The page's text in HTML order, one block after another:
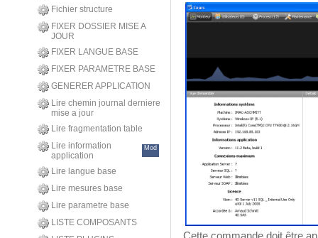
Fichier structure
FIXER DOSSIER MISE A
JOUR
FIXER LANGUE BASE
FIXER PARAMETRE BASE
GENERER APPLICATION
Lire chemin journal derniere
mise a jour
Lire fragmentation table
Lire information
application
Mod
Lire langue base
Lire mesures base
Lire parametre base
LISTE COMPOSANTS
Cette commande doit être